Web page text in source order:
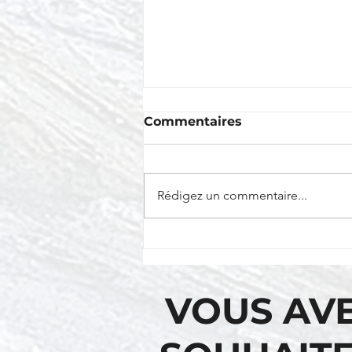
Commentaires
Rédigez un commentaire...
VOUS